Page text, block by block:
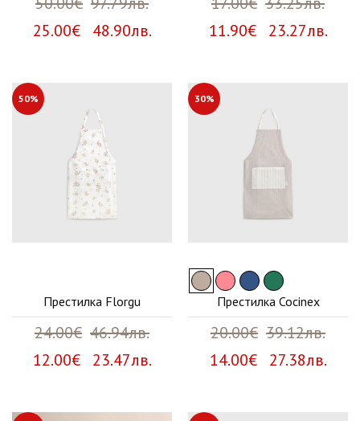
25.00€ 48.90лв.
11.90€ 23.27лв.
50%
Престилка Florgu
24.00€ 46.94лв.
12.00€ 23.47лв.
30%
Престилка Cocinex
20.00€ 39.12лв.
14.00€ 27.38лв.